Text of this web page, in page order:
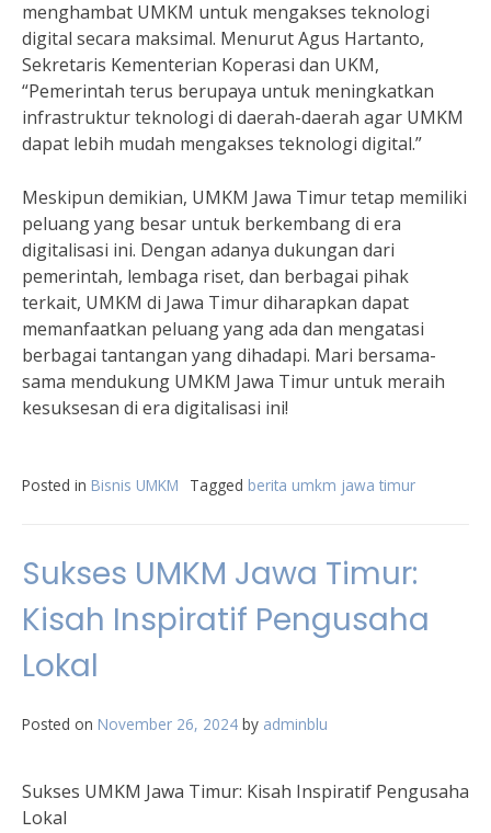
menghambat UMKM untuk mengakses teknologi
digital secara maksimal. Menurut Agus Hartanto,
Sekretaris Kementerian Koperasi dan UKM,
“Pemerintah terus berupaya untuk meningkatkan
infrastruktur teknologi di daerah-daerah agar UMKM
dapat lebih mudah mengakses teknologi digital.”
Meskipun demikian, UMKM Jawa Timur tetap memiliki
peluang yang besar untuk berkembang di era
digitalisasi ini. Dengan adanya dukungan dari
pemerintah, lembaga riset, dan berbagai pihak
terkait, UMKM di Jawa Timur diharapkan dapat
memanfaatkan peluang yang ada dan mengatasi
berbagai tantangan yang dihadapi. Mari bersama-
sama mendukung UMKM Jawa Timur untuk meraih
kesuksesan di era digitalisasi ini!
Posted in Bisnis UMKM Tagged berita umkm jawa timur
Sukses UMKM Jawa Timur:
Kisah Inspiratif Pengusaha
Lokal
Posted on November 26, 2024 by adminblu
Sukses UMKM Jawa Timur: Kisah Inspiratif Pengusaha
Lokal